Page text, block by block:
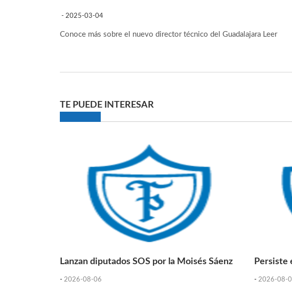
- 2025-03-04
Conoce más sobre el nuevo director técnico del Guadalajara Leer
TE PUEDE INTERESAR
Lanzan diputados SOS por la Moisés Sáenz
- 2026-08-06
Persiste
- 2026-08-